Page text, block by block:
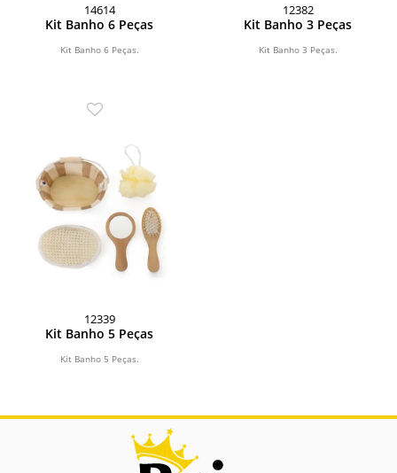
14614
Kit Banho 6 Peças
Kit Banho 6 Peças.
12382
Kit Banho 3 Peças
Kit Banho 3 Peças.
12339
Kit Banho 5 Peças
Kit Banho 5 Peças.